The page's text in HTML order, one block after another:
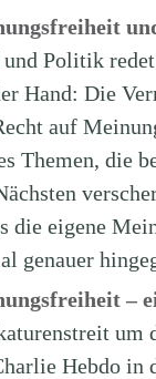
Politik
Hand: Die
auf
Themen, die
die eigene
genauer
–
um
Hebdo in